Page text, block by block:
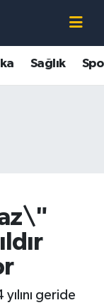
Sağlık
geride